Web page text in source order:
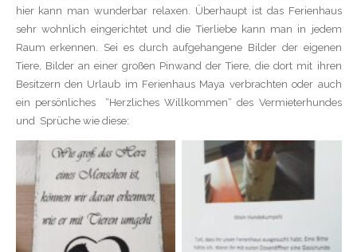
hier kann man wunderbar relaxen. Überhaupt ist das Ferienhaus
sehr wohnlich eingerichtet und die Tierliebe kann man in jedem
Raum erkennen. Sei es durch aufgehangene Bilder der eigenen
Tiere, Bilder an einer großen Pinwand der Tiere, die dort mit ihren
Besitzern den Urlaub im Ferienhaus Maya verbrachten oder auch
ein persönliches
“Herzliches Willkommen“ des Vermieterhundes
und Sprüche wie diese: